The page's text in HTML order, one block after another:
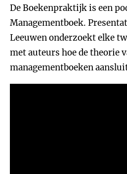
De Boekenpraktijk is een
Managementboek.
Leeuwen onderzoekt elke
met auteurs hoe de theorie
managementboeken